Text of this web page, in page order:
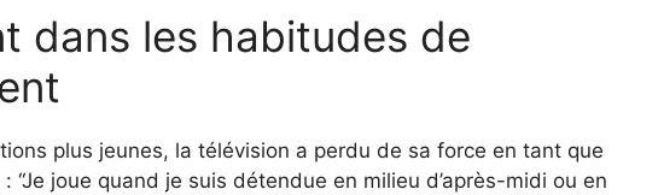
dans les habitudes de
plus jeunes, la télévision a perdu de sa force en tant que
“Je joue quand je suis détendue en milieu d’après-midi ou en